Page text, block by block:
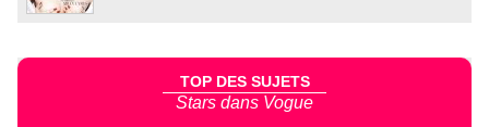
TOP DES SUJETS
Stars dans Vogue